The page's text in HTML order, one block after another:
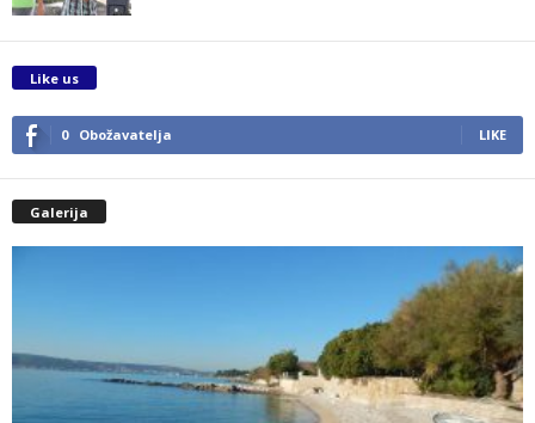
Like us
0 Obožavatelja LIKE
Galerija